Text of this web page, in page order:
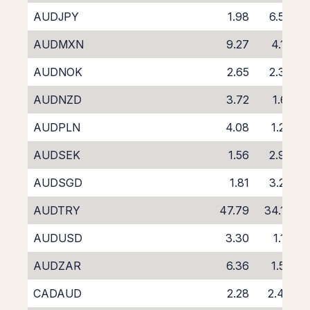
AUDJPY 1.98
6.54
AUDMXN
9.27
4.18
AUDNOK
2.65
2.37
AUDNZD
3.72
1.61
AUDPLN
4.08
1.23
AUDSEK
1.56
2.96
AUDSGD
1.81
3.20
AUDTRY
47.79
34.18
AUDUSD
3.30
1.17
AUDZAR
6.36
1.58
CADAUD
2.28 2.44